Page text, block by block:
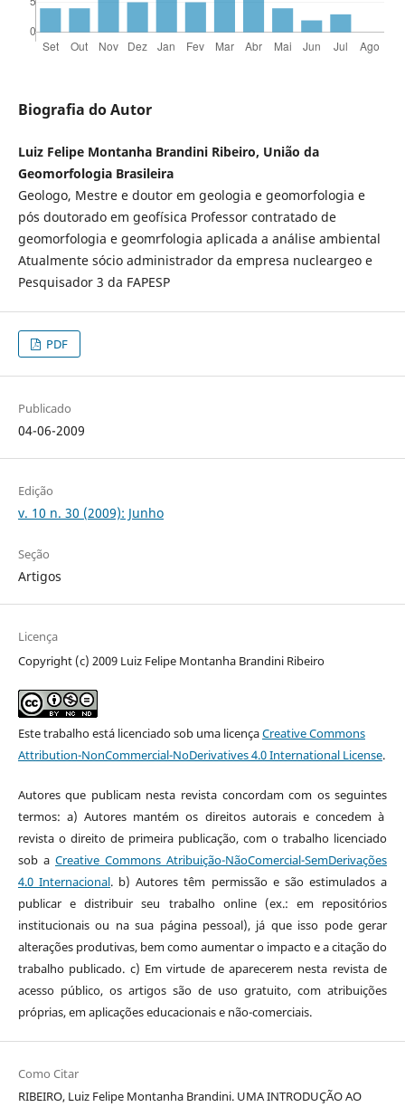
Biografia do Autor
Luiz Felipe Montanha Brandini Ribeiro, União da
Geomorfologia Brasileira
Geologo, Mestre e doutor em geologia e geomorfologia e
pós doutorado em geofísica Professor contratado de
geomorfologia e geomrfologia aplicada a análise ambiental
Atualmente sócio administrador da empresa nucleargeo e
Pesquisador 3 da FAPESP
PDF
Publicado
04-06-2009
Edição
v. 10 n. 30 (2009): Junho
Seção
Artigos
Licença
Copyright (c) 2009 Luiz Felipe Montanha Brandini Ribeiro
Este trabalho está licenciado sob uma licençaCreative Commons
Attribution-NonCommercial-NoDerivatives 4.0 International License.
Autores que publicam nesta revista concordam com os seguintes
termos: a) Autores mantém os direitos autorais e concedem à
revista o direito de primeira publicação, com o trabalho licenciado
sob a Creative Commons Atribuição-NãoComercial-SemDerivações
4.0 Internacional. b) Autores têm permissão e são estimulados a
publicar e distribuir seu trabalho online (ex.: em repositórios
institucionais ou na sua página pessoal), já que isso pode gerar
alterações produtivas, bem como aumentar o impacto e a citação do
trabalho publicado. c) Em virtude de aparecerem nesta revista de
acesso público, os artigos são de uso gratuito, com atribuições
próprias, em aplicações educacionais e não-comerciais.
Como Citar
RIBEIRO, Luiz Felipe Montanha Brandini. UMA INTRODUÇÃO AO